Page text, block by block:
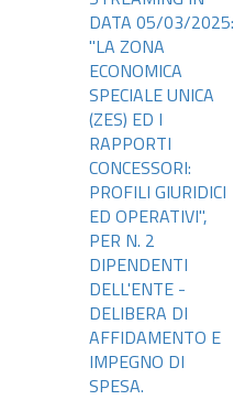
DATA 05/03/2025:
"LA ZONA
ECONOMICA
SPECIALE UNICA
(ZES) ED I
RAPPORTI
CONCESSORI:
PROFILI GIURIDICI
ED OPERATIVI",
PER N. 2
DIPENDENTI
DELL'ENTE -
DELIBERA DI
AFFIDAMENTO E
IMPEGNO DI
SPESA.